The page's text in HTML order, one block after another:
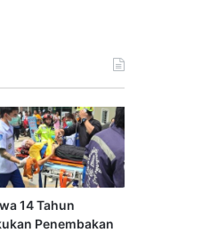
14 Tahun
Penembakan